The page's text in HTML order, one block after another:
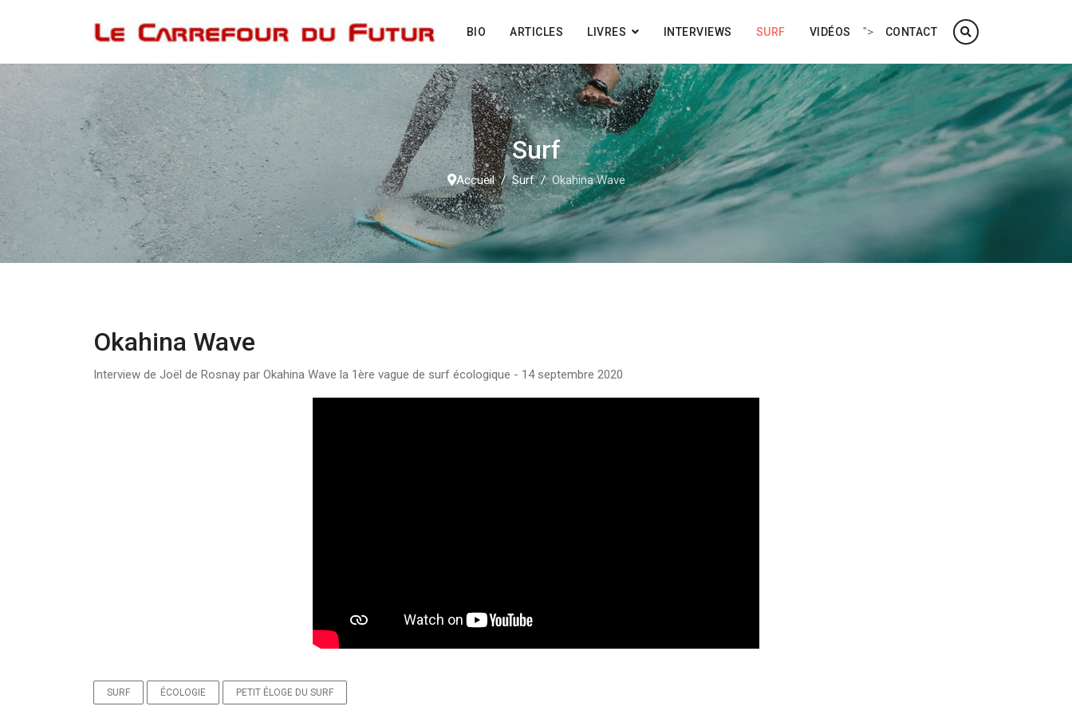
BIO ARTICLES LIVRES INTERVIEWS SURF VIDÉOS "> CONTACT
Surf
Accueil Surf Okahina Wave
Okahina Wave
Interview de Joël de Rosnay par Okahina Wave la 1ère vague de surf écologique - 14 septembre 2020
SURF ÉCOLOGIE PETIT ÉLOGE DU SURF